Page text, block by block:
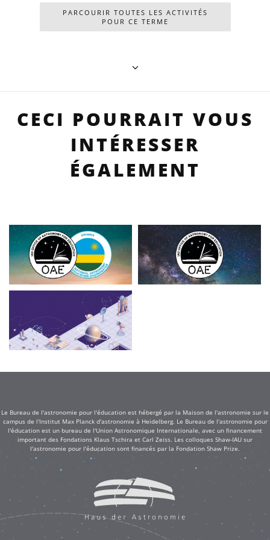
PARCOURIR TOUTES LES ACTIVITÉS
POUR CE TERME
CECI POURRAIT VOUS
INTÉRESSER
ÉGALEMENT
Le Bureau de l'astronomie pour l'éducation est hébergé par la Maison de l'astronomie sur le
campus de l'Institut Max Planck d'astronomie à Heidelberg. Le Bureau de l'astronomie pour
l'éducation est un bureau de l'Union Astronomique Internationale, avec un financement
important des Fondations Klaus Tschira et Carl Zeiss. Les colloques Shaw-IAU sur
l'astronomie pour l'éducation sont financés par la Fondation Shaw Prize.